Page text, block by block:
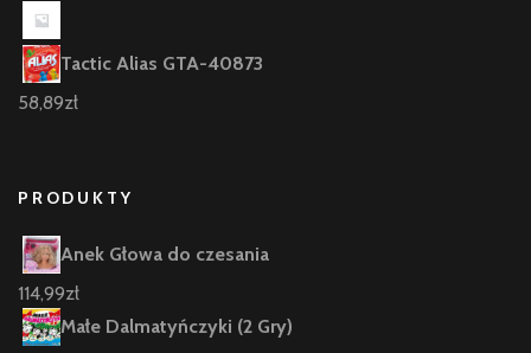
Tactic Alias GTA-40873
58,89zł
PRODUKTY
Anek Głowa do czesania
114,99zł
Małe Dalmatyńczyki (2 Gry)